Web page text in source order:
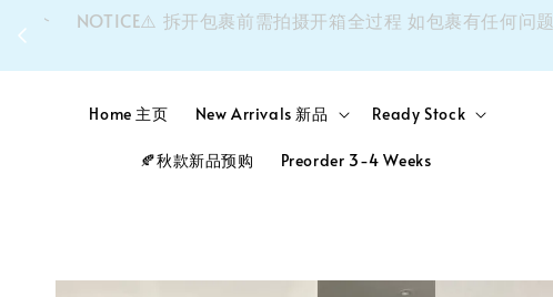
NOTICE⚠️ 拆开包裹前需拍摄开箱全过程 如包裹有任何问题
Home 主页 New Arrivals 新品 Ready Stock
🍂秋款新品预购 Preorder 3-4 Weeks